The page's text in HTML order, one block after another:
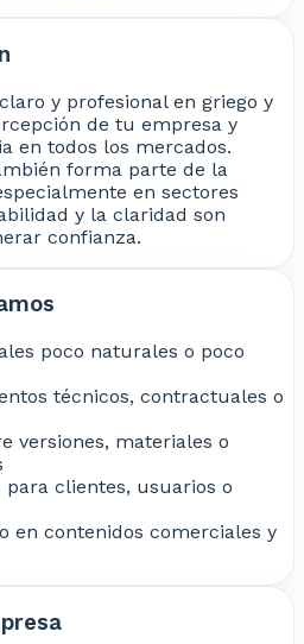
y profesional en griego y
de tu empresa y
en todos los mercados.
forma parte de la
en sectores
y la claridad son
confianza.
poco naturales o poco
técnicos, contractuales o
versiones, materiales o
para clientes, usuarios o
en contenidos comerciales y